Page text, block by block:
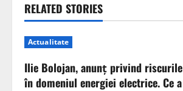
RELATED STORIES
Actualitate
Ilie Bolojan, anunț privind riscurile
în domeniul energiei electrice. Ce a